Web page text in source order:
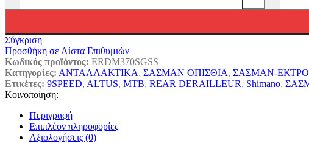
Σύγκριση
Προσθήκη σε Λίστα Επιθυμιών
Κωδικός προϊόντος: ERDM370SGSS
Κατηγορίες: ΑΝΤΑΛΛΑΚΤΙΚΑ, ΣΑΣΜΑΝ ΟΠΙΣΘΙΑ, ΣΑΣΜΑΝ-
Ετικέτες: 9SPEED, ALTUS, MTB, REAR DERAILLEUR, Shimano,
Κοινοποίηση:
Περιγραφή
Επιπλέον πληροφορίες
Αξιολογήσεις (0)